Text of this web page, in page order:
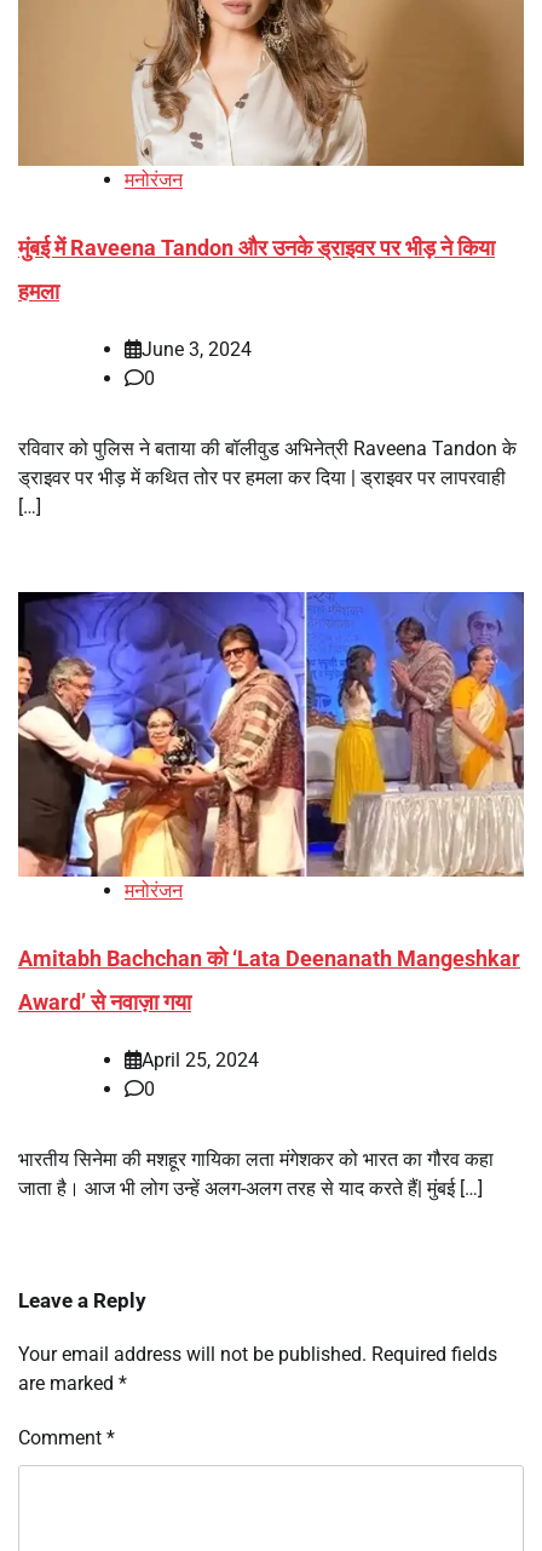
मनोरंजन
मुंबई में Raveena Tandon और उनके ड्राइवर पर भीड़ ने किया
हमला
June 3, 2024
0
रविवार को पुलिस ने बताया की बॉलीवुड अभिनेत्री Raveena Tandon के
ड्राइवर पर भीड़ में कथित तोर पर हमला कर दिया | ड्राइवर पर लापरवाही
[…]
मनोरंजन
Amitabh Bachchan को ‘Lata Deenanath Mangeshkar
Award’ से नवाज़ा गया
April 25, 2024
0
भारतीय सिनेमा की मशहूर गायिका लता मंगेशकर को भारत का गौरव कहा
जाता है। आज भी लोग उन्हें अलग-अलग तरह से याद करते हैं| मुंबई […]
Leave a Reply
Your email address will not be published. Required fields
are marked *
Comment *